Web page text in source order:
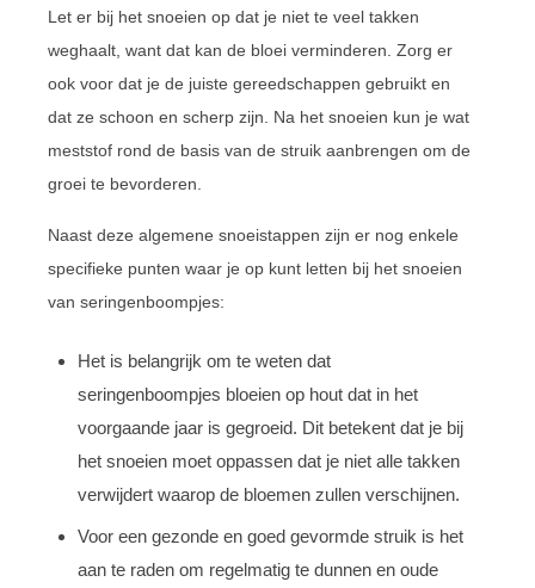
Let er bij het snoeien op dat je niet te veel takken
weghaalt, want dat kan de bloei verminderen. Zorg er
ook voor dat je de juiste gereedschappen gebruikt en
dat ze schoon en scherp zijn. Na het snoeien kun je wat
meststof rond de basis van de struik aanbrengen om de
groei te bevorderen.
Naast deze algemene snoeistappen zijn er nog enkele
specifieke punten waar je op kunt letten bij het snoeien
van seringenboompjes:
Het is belangrijk om te weten dat
seringenboompjes bloeien op hout dat in het
voorgaande jaar is gegroeid. Dit betekent dat je bij
het snoeien moet oppassen dat je niet alle takken
verwijdert waarop de bloemen zullen verschijnen.
Voor een gezonde en goed gevormde struik is het
aan te raden om regelmatig te dunnen en oude